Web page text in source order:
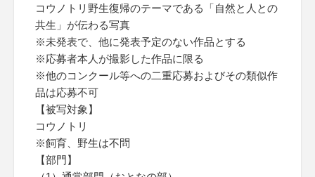
コウノトリ野生復帰のテーマである「自然と人との
共生」が伝わる写真
※未発表で、他に発表予定のない作品とする
※応募者本人が撮影した作品に限る
※他のコンクール等への二重応募およびその類似作
品は応募不可
【被写対象】
コウノトリ
※飼育、野生は不問
【部門】